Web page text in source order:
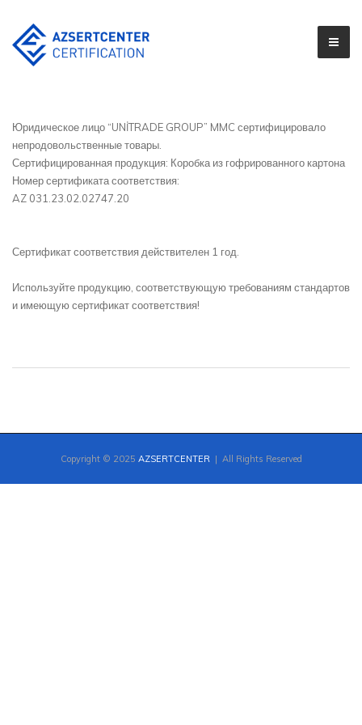
Юридическое лицо “UNİTRADE GROUP” MMC сертифицировало
непродовольственные товары.
Сертифицированная продукция: Коробка из гофрированного картона
Номер сертификата соответствия:
AZ 031.23.02.02747.20
Сертификат соответствия действителен 1 год.
Используйте продукцию, соответствующую требованиям стандартов
и имеющую сертификат соответствия!
Copyright © 2025 AZSERTCENTER | All Rights Reserved